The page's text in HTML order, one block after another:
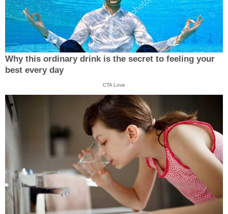
Why this ordinary drink is the secret to feeling your
best every day
CTA Love